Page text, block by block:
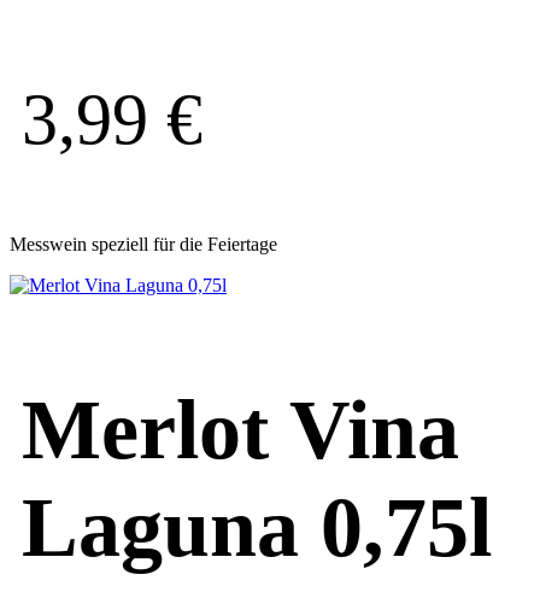
3,99 €
Messwein speziell für die Feiertage
Merlot Vina
Laguna 0,75l